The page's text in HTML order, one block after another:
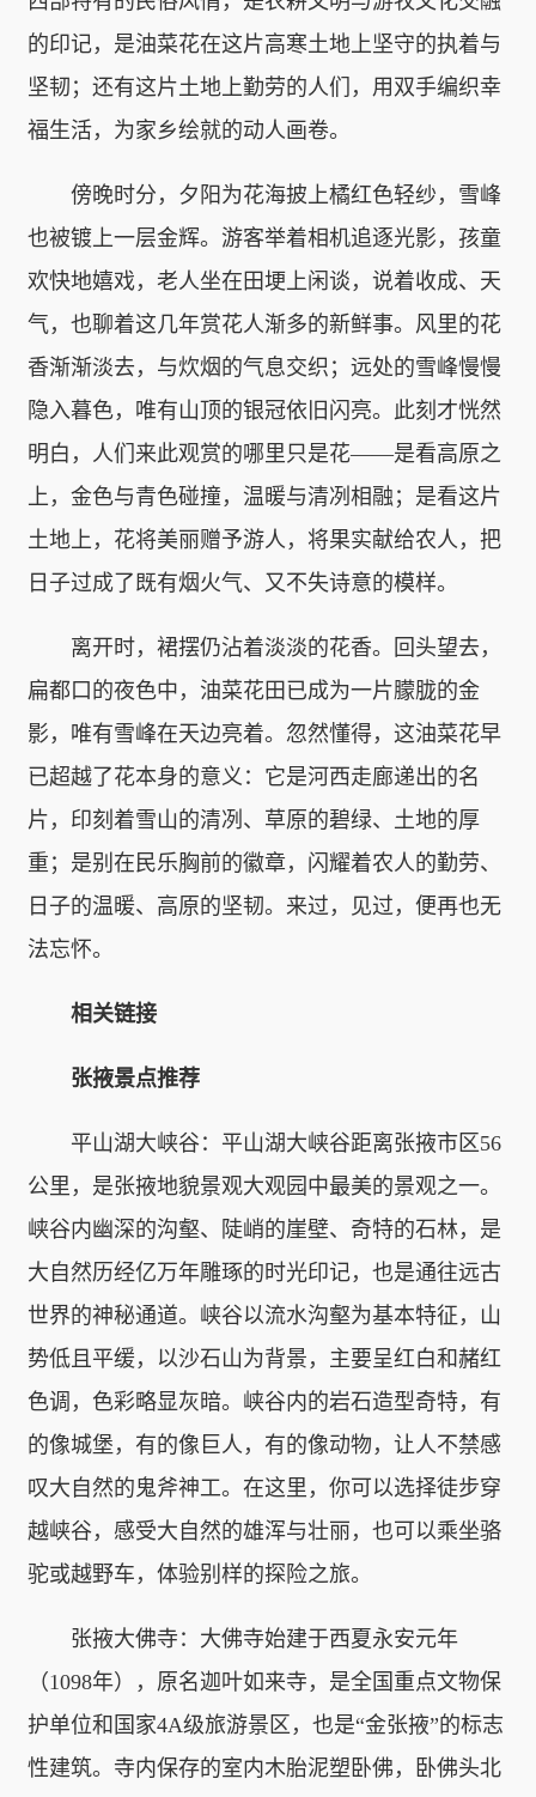
的印记，是油菜花在这片高寒土地上坚守的执着与
坚韧；还有这片土地上勤劳的人们，用双手编织幸
福生活，为家乡绘就的动人画卷。
傍晚时分，夕阳为花海披上橘红色轻纱，雪峰
也被镀上一层金辉。游客举着相机追逐光影，孩童
欢快地嬉戏，老人坐在田埂上闲谈，说着收成、天
气，也聊着这几年赏花人渐多的新鲜事。风里的花
香渐渐淡去，与炊烟的气息交织；远处的雪峰慢慢
隐入暮色，唯有山顶的银冠依旧闪亮。此刻才恍然
明白，人们来此观赏的哪里只是花——是看高原之
上，金色与青色碰撞，温暖与清冽相融；是看这片
土地上，花将美丽赠予游人，将果实献给农人，把
日子过成了既有烟火气、又不失诗意的模样。
离开时，裙摆仍沾着淡淡的花香。回头望去，
扁都口的夜色中，油菜花田已成为一片朦胧的金
影，唯有雪峰在天边亮着。忽然懂得，这油菜花早
已超越了花本身的意义：它是河西走廊递出的名
片，印刻着雪山的清冽、草原的碧绿、土地的厚
重；是别在民乐胸前的徽章，闪耀着农人的勤劳、
日子的温暖、高原的坚韧。来过，见过，便再也无
法忘怀。
相关链接
张掖景点推荐
平山湖大峡谷：平山湖大峡谷距离张掖市区56
公里，是张掖地貌景观大观园中最美的景观之一。
峡谷内幽深的沟壑、陡峭的崖壁、奇特的石林，是
大自然历经亿万年雕琢的时光印记，也是通往远古
世界的神秘通道。峡谷以流水沟壑为基本特征，山
势低且平缓，以沙石山为背景，主要呈红白和赭红
色调，色彩略显灰暗。峡谷内的岩石造型奇特，有
的像城堡，有的像巨人，有的像动物，让人不禁感
叹大自然的鬼斧神工。在这里，你可以选择徒步穿
越峡谷，感受大自然的雄浑与壮丽，也可以乘坐骆
驼或越野车，体验别样的探险之旅。
张掖大佛寺：大佛寺始建于西夏永安元年
（1098年），原名迦叶如来寺，是全国重点文物保
护单位和国家4A级旅游景区，也是“金张掖”的标志
性建筑。寺内保存的室内木胎泥塑卧佛，卧佛头北